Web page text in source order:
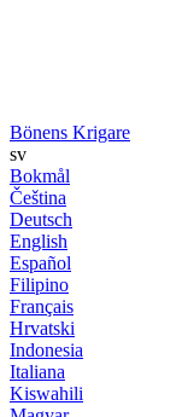
Bönens Krigare
sv
Bokmål
Čeština
Deutsch
English
Español
Filipino
Français
Hrvatski
Indonesia
Italiana
Kiswahili